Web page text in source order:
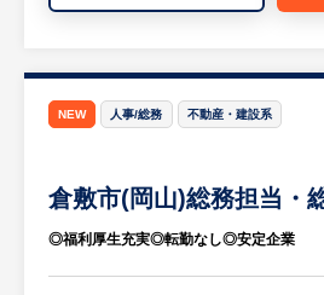
の仕事の魅力】
する軽量食品容器の
クサン・スターパック
外に広く知られるリー
す。原料調達から容
を自社グループ内で一
にも柔軟に対応できる
構築しています。こ
NEW 人事/総務 不動産・建設系
倉敷市(岡山)総務担当・
◎福利厚生充実◎転勤なし◎安定企業